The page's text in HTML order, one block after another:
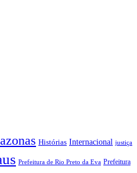
Histórias Internacional justiça
Prefeitura de Rio Preto da Eva Prefeitura